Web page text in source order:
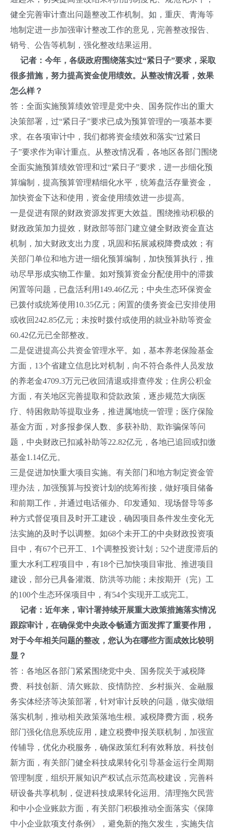
健全完善审计查出问题整改工作机制。如，重庆、青海等
地制定进一步加强审计整改工作的意见，完善整改报告、
销号、公告等机制，强化整改结果运用。
记者：今年，各级政府围绕落实过“紧日子”要求，采取
很多措施，努力提高资金使用绩效。从整改情况看，效果
怎么样？
答：全面实施预算绩效管理是党中央、国务院作出的重大
决策部署，过“紧日子”要求已成为预算管理的一项基本要
求。在各项审计中，我们都将资金绩效和落实“过紧日
子”要求作为审计重点。从整改情况看，各地区各部门围绕
全面实施预算绩效管理和过“紧日子”要求，进一步细化预
算编制，提高预算管理精细化水平，统筹盘活存量资金，
加快资金下达和使用，资金使用绩效进一步提高。
一是促进有限的财政资源发挥更大效益。围绕推动积极的
财政政策加力提效，财政部等部门建立健全财政资金直达
机制，加大财政支出力度，巩固和拓展减税降费成效；有
关部门单位和地方进一细化预算编制，加快预算执行，推
动尽早形成实物工作量。如对预算资金分配使用中的滞拨
闲置等问题，已盘活利用149.46亿元；中央生态环保资金
已拨付或统筹使用10.35亿元；闲置的债务资金已安排使用
或收回242.85亿元；未按时拨付或使用的就业补助等资金
60.42亿元已全部整改。
二是促进提高公共资金管理水平。如，基本养老保险基金
方面，13个省建立信息比对机制，向不符合条件人员发放
的养老金4709.3万元已收回清退或排查停发；住房公积金
方面，有关地区完善提取和贷款政策，逐步规范大病医
疗、特困救助等提取业务，推进属地统一管理；医疗保险
基金方面，对多报参保人数、多获补助、欺诈骗保等问
题，中央财政已扣减补助等22.82亿元，各地已追回或扣缴
基金1.14亿元。
三是促进加快重大项目实施。有关部门和地方制定资金管
理办法，加强预算与投资计划的统筹衔接，做好项目储备
和前期工作，并通过电话催办、印发通知、现场督导等多
种方式督促项目及时开工建设，确因项目条件发生变化无
法实施的及时予以调整。如68个未开工的中央财政投资项
目中，有67个已开工、1个调整投资计划；52个进度滞后的
重大水利工程项目中，有18个已加快项目审批、推进项目
建设，部分已具备灌溉、防洪等功能；未按期开（完）工
的100个生态环保项目中，有54个实现开工或完工。
记者：近年来，审计署持续开展重大政策措施落实情况
跟踪审计，在确保党中央政令畅通方面发挥了重要作用，
对于今年相关问题的整改，您认为在哪些方面成效比较明
显？
答：各地区各部门紧紧围绕党中央、国务院关于减税降
费、科技创新、清欠账款、疫情防控、乡村振兴、金融服
务实体经济等决策部署，针对审计反映的问题，做实做细
落实机制，推动相关政策落地生根。减税降费方面，税务
部门强化信息系统应用，建立税费申报关联机制，加强宣
传辅导，优化办税服务，确保政策红利有效释放。科技创
新方面，有关部门健全科技成果转化引导基金运行全周期
管理制度，组织开展知识产权试点示范高校建设，完善科
研设备共享机制，促进科技成果转化运用。清理拖欠民营
和中小企业账款方面，有关部门积极推动全面落实《保障
中小企业款项支付条例》，避免新的拖欠发生，实施失信